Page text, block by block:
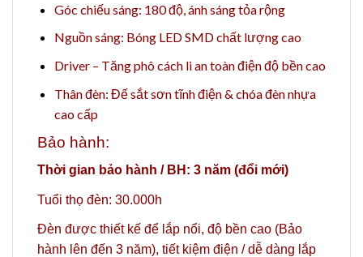
Góc chiếu sáng: 180 độ, ánh sáng tỏa rộng
Nguồn sáng: Bóng LED SMD chất lượng cao
Driver – Tăng phô cách li an toàn điện độ bền cao
Thân đèn: Đế sắt sơn tĩnh điện & chóa đèn nhựa
cao cấp
Bảo hành:
Thời gian bảo hành / BH: 3 năm (đổi mới)
Tuổi thọ đèn: 30.000h
Đèn được thiết kế để lắp nổi, độ bền cao (Bảo
hành lên đến 3 năm), tiết kiệm điện / dễ dàng lắp